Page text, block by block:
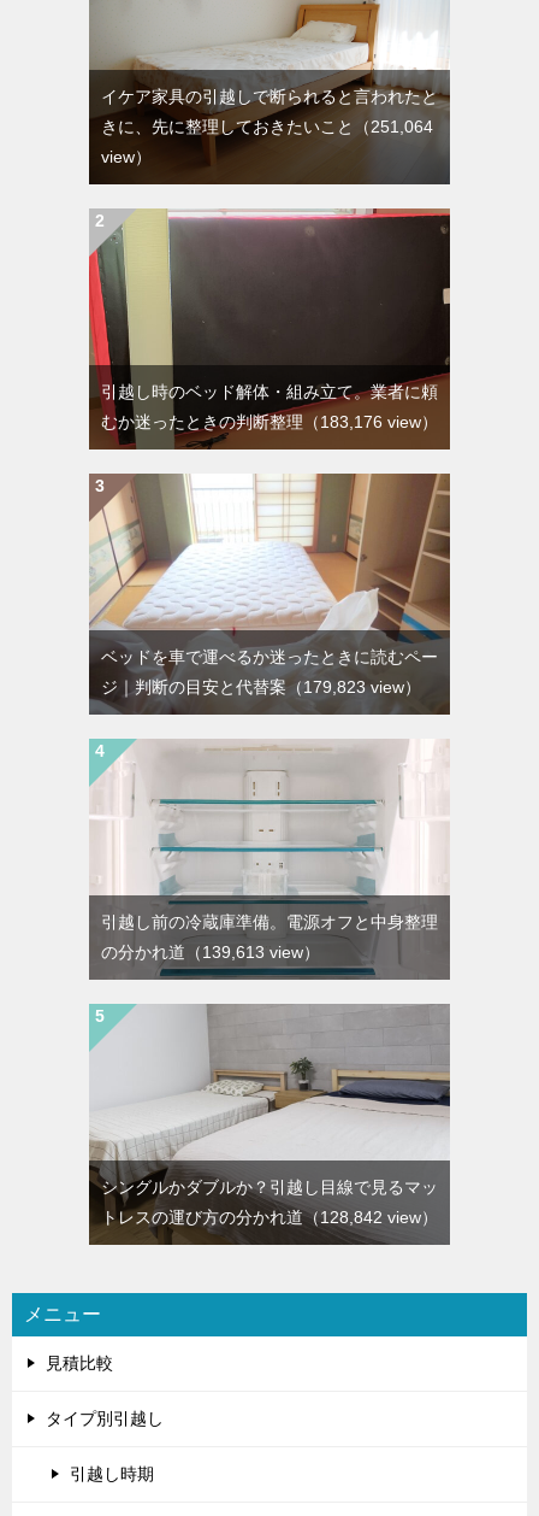
イケア家具の引越しで断られると言われたと
きに、先に整理しておきたいこと
（251,064
view）
引越し時のベッド解体・組み立て。業者に頼
むか迷ったときの判断整理 （183,176 view）
ベッドを車で運べるか迷ったときに読むペー
ジ｜判断の目安と代替案 （179,823 view）
引越し前の冷蔵庫準備。電源オフと中身整理
の分かれ道 （139,613 view）
シングルかダブルか？引越し目線で見るマッ
トレスの運び方の分かれ道（128,842 view）
メニュー
見積比較
タイプ別引越し
引越し時期